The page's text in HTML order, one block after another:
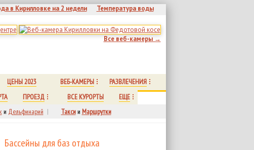
в Кирилловке на 2 недели
Температура воды
Все веб-камеры →
ЦЕНЫ 2023 ВЕБ-КАМЕРЫ
РАЗВЛЕЧЕНИЯ
ПРОЕЗД ВСЕ КУРОРТЫ
ЕЩЕ
и Дельфинарий | Таксии Маршрутки
Бассейны для баз отдыха